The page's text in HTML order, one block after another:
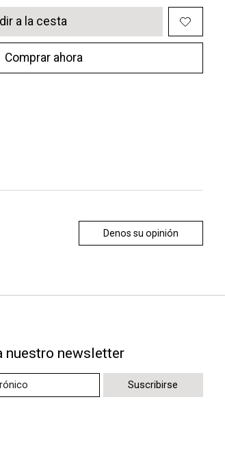
a la cesta
Comprar ahora
Denos su opinión
nuestro newsletter
Suscribirse